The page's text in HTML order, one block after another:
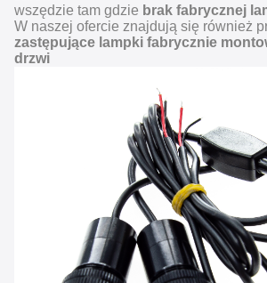
wszędzie tam gdzie brak fabrycznej
W naszej ofercie znajdują się również
zastępujące lampki fabrycznie
drzwi